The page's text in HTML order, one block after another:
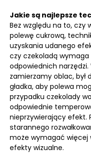
Jakie są najlepsze
Bez względu na to, czy
polewę cukrową,
uzyskania udanego
czy czekoladą
odpowiednich
zamierzamy oblac, był
gładka, aby polewa
przypadku czekolady
odpowiednie
nieprzywierający efekt.
starannego
może wymagać więcej
efekty wizualne.